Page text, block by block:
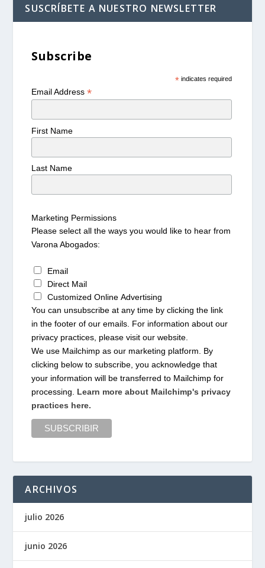
SUSCRÍBETE A NUESTRO NEWSLETTER
Subscribe
*indicates required
Email Address*
First Name
Last Name
Marketing Permissions
Please select all the ways you would like to hear from
Varona Abogados:
Email
Direct Mail
Customized Online Advertising
You can unsubscribe at any time by clicking the link
in the footer of our emails. For information about our
privacy practices, please visit our website.
We use Mailchimp as our marketing platform. By
clicking below to subscribe, you acknowledge that
your information will be transferred to Mailchimp for
processing. Learn more about Mailchimp's privacy
practices here.
ARCHIVOS
julio 2026
junio 2026